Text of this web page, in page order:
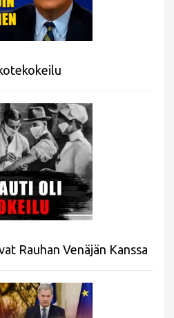
Rauhan Venäjän Kanssa